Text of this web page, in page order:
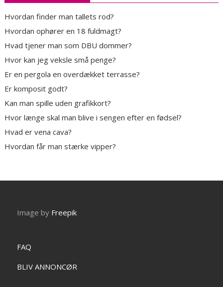
Hvordan finder man tallets rod?
Hvordan ophører en 18 fuldmagt?
Hvad tjener man som DBU dommer?
Hvor kan jeg veksle små penge?
Er en pergola en overdækket terrasse?
Er komposit godt?
Kan man spille uden grafikkort?
Hvor længe skal man blive i sengen efter en fødsel?
Hvad er vena cava?
Hvordan får man stærke vipper?
Image by Freepik
FAQ
BLIV ANNONCØR